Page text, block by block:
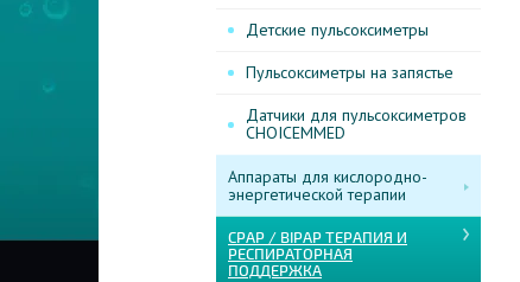
Детские пульсоксиметры
Пульсоксиметры на запястье
Датчики для пульсоксиметров
CHOICEMMED
Аппараты для кислородно-
энергетической терапии
CPAP / BIPAP ТЕРАПИЯ И
РЕСПИРАТОРНАЯ
ПОДДЕРЖКА